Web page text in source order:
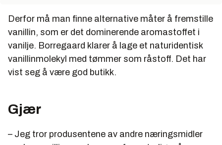
Derfor må man finne alternative måter å fremstille
vanillin, som er det dominerende aromastoffet i
vanilje. Borregaard klarer å lage et naturidentisk
vanillinmolekyl med tømmer som råstoff. Det har
vist seg å være god butikk.
Gjær
– Jeg tror produsentene av andre næringsmidler